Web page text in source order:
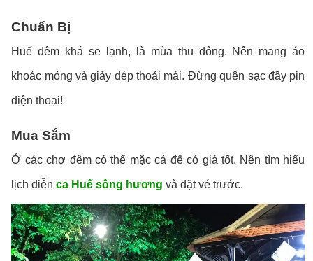
Chuẩn Bị
Huế đêm khá se lạnh, là mùa thu đông. Nên mang áo
khoác mỏng và giày dép thoải mái. Đừng quên sạc đầy pin
điện thoại!
Mua Sắm
Ở các chợ đêm có thể mặc cả để có giá tốt. Nên tìm hiểu
lịch diễnca Huế sông hương và đặt vé trước.